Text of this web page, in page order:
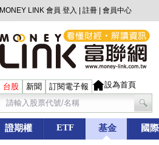
MONEY LINK 會員 登入 註冊 會員中心
台股 新聞 訂閱電子報 設為首頁
證期權 ETF 基金 國際